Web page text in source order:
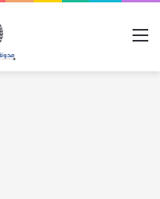
القائمة